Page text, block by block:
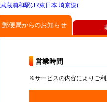
武蔵浦和駅(JR東日本 埼京線)
郵便局からのお知らせ
営業時間
※サービスの内容によりご利